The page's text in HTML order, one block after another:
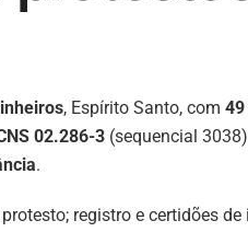
, Espírito Santo, com
02.286-3 (sequencial
.
registro e certidões